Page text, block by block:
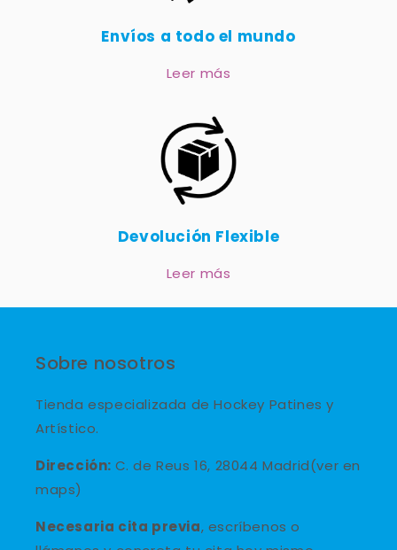
Envíos a todo el mundo
Leer más
Devolución Flexible
Leer más
Sobre nosotros
Tienda especializada de Hockey Patines y
Artístico.
Dirección: C. de Reus 16, 28044 Madrid(ver en
maps)
Necesaria cita previa, escríbenos o